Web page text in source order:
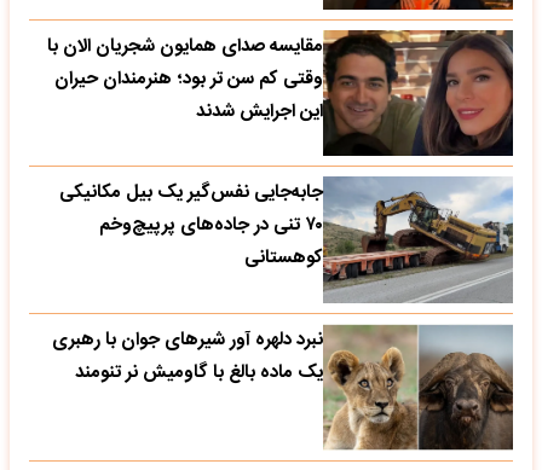
مقایسه صدای همایون شجریان الان با
وقتی کم سن تر بود؛ هنرمندان حیران
این اجرایش شدند
جابه‌جایی نفس‌گیر یک بیل مکانیکی
۷۰ تنی در جاده‌های پرپیچ‌وخم
کوهستانی
نبرد دلهره آور شیرهای جوان با رهبری
یک ماده بالغ با گاومیش نر تنومند